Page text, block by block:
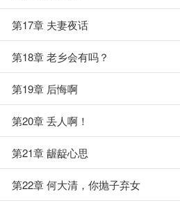
第17章 夫妻夜话
第18章 老乡会有吗？
第19章 后悔啊
第20章 丢人啊！
第21章 龌龊心思
第22章 何大清，你抛子弃女